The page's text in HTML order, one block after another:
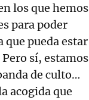
los que hemos
para poder
que pueda estar
sí, estamos
de culto…
acogida que